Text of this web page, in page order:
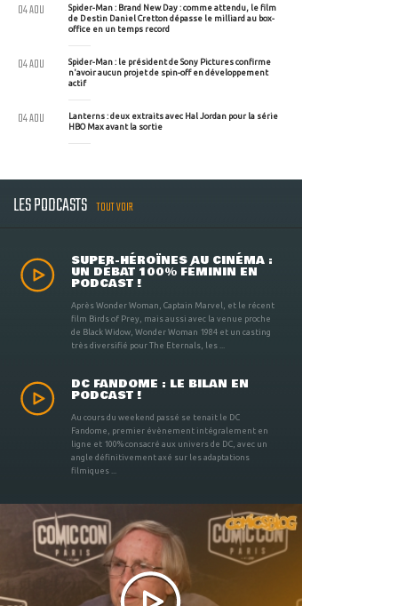
Spider-Man : Brand New Day : comme attendu, le film
de Destin Daniel Cretton dépasse le milliard au box-
office en un temps record
04 AOU
Spider-Man : le président de Sony Pictures confirme
n'avoir aucun projet de spin-off en développement
actif
04 AOU
Lanterns : deux extraits avec Hal Jordan pour la série
HBO Max avant la sortie
04 AOU
LES PODCASTS TOUT VOIR
SUPER-HÉROÏNES AU CINÉMA :
UN DÉBAT 100% FÉMININ EN
PODCAST !
Après Wonder Woman, Captain Marvel, et le récent
film Birds of Prey, mais aussi avec la venue proche
de Black Widow, Wonder Woman 1984 et un casting
très diversifié pour The Eternals, les ...
DC FANDOME : LE BILAN EN
PODCAST !
Au cours du weekend passé se tenait le DC
Fandome, premier évènement intégralement en
ligne et 100% consacré aux univers de DC, avec un
angle définitivement axé sur les adaptations
filmiques ...